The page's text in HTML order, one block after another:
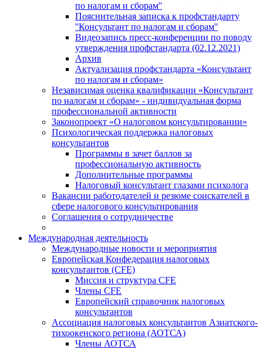
по налогам и сборам''
Пояснительная записка к профстандарту
''Консультант по налогам и сборам''
Видеозапись пресс-конференции по поводу
утверждения профстандарта (02.12.2021)
Архив
Актуализация профстандарта «Консультант
по налогам и сборам»
Независимая оценка квалификации «Консультант
по налогам и сборам» - индивидуальная форма
профессиональной активности
Законопроект «О налоговом консультировании»
Психологическая поддержка налоговых
консультантов
Программы в зачет баллов за
профессиональную активность
Дополнительные программы
Налоговый консультант глазами психолога
Вакансии работодателей и резюме соискателей в
сфере налогового консультирования
Соглашения о сотрудничестве
Международная деятельность
Международные новости и мероприятия
Европейская Конфедерация налоговых
консультантов (CFE)
Миссия и структура CFE
Члены CFE
Европейский справочник налоговых
консультантов
Ассоциация налоговых консультантов Азиатского-
тихоокенского региона (АОТСА)
Члены АОТСА